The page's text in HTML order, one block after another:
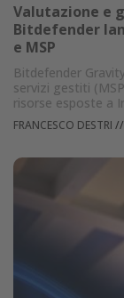
Valutazione e
Bitdefender
e MSP
Bitdefender
servizi gestiti
risorse esposte a
FRANCESCO DESTRI //